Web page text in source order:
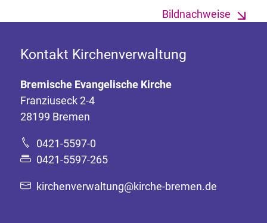
Bildnachweise
Kontakt Kirchenverwaltung
Bremische Evangelische Kirche
Franziuseck 2-4
28199 Bremen
0421-5597-0
0421-5597-265
kirchenverwaltung@kirche-bremen.de